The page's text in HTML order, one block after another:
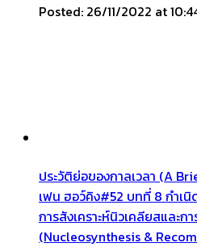
Posted: 26/11/2022 at
ประวัติย่อของกาลเวลา (A
เฟน ฮอว์คิง#52 บทที่ 8 กำเนิ
การสังเคราะห์นิวเคลียสและก
(Nucleosynthesis &